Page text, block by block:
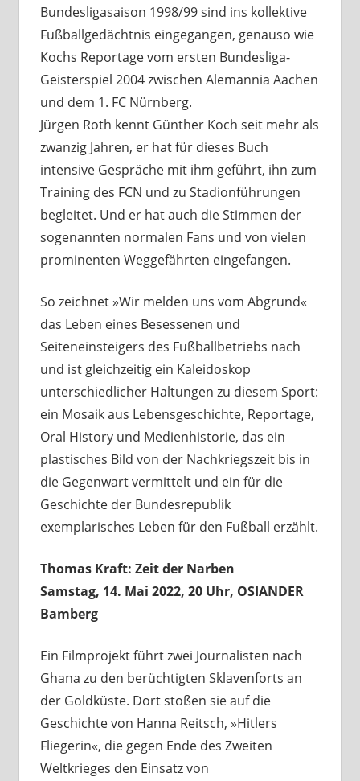
Bundesligasaison 1998/99 sind ins kollektive
Fußballgedächtnis eingegangen, genauso wie
Kochs Reportage vom ersten Bundesliga-
Geisterspiel 2004 zwischen Alemannia Aachen
und dem 1. FC Nürnberg.
Jürgen Roth kennt Günther Koch seit mehr als
zwanzig Jahren, er hat für dieses Buch
intensive Gespräche mit ihm geführt, ihn zum
Training des FCN und zu Stadionführungen
begleitet. Und er hat auch die Stimmen der
sogenannten normalen Fans und von vielen
prominenten Weggefährten eingefangen.
So zeichnet »Wir melden uns vom Abgrund«
das Leben eines Besessenen und
Seiteneinsteigers des Fußballbetriebs nach
und ist gleichzeitig ein Kaleidoskop
unterschiedlicher Haltungen zu diesem Sport:
ein Mosaik aus Lebensgeschichte, Reportage,
Oral History und Medienhistorie, das ein
plastisches Bild von der Nachkriegszeit bis in
die Gegenwart vermittelt und ein für die
Geschichte der Bundesrepublik
exemplarisches Leben für den Fußball erzählt.
Thomas Kraft: Zeit der Narben
Samstag, 14. Mai 2022, 20 Uhr, OSIANDER
Bamberg
Ein Filmprojekt führt zwei Journalisten nach
Ghana zu den berüchtigten Sklavenforts an
der Goldküste. Dort stoßen sie auf die
Geschichte von Hanna Reitsch, »Hitlers
Fliegerin«, die gegen Ende des Zweiten
Weltkrieges den Einsatz von